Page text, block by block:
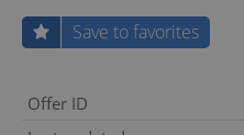
Save to favorites
Offer ID